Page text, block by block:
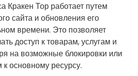
Кракен Тор работает путем
сайта и обновления его
времени. Это позволяет
доступ к товарам, услугам и
на возможные блокировки или
основному ресурсу.